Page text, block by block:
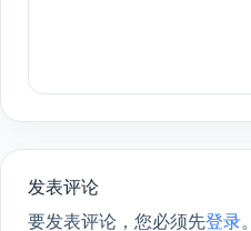
发表评论
要发表评论，您必须先登录。